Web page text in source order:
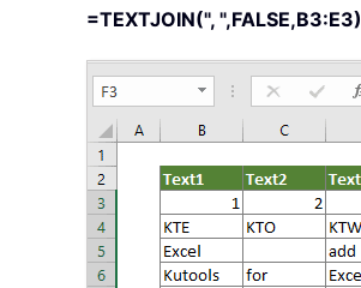
=TEXTJOIN(", ",FALSE,B3:E3)